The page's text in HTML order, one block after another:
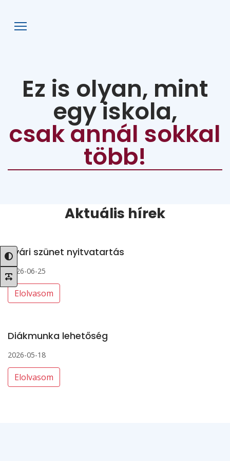
Ez is olyan, mint
egy iskola,
csak annál sokkal
több!
Aktuális hírek
Nyári szünet nyitvatartás
2026-06-25
Elolvasom
Diákmunka lehetőség
2026-05-18
Elolvasom